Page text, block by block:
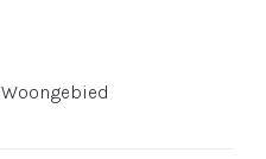
Woongebied